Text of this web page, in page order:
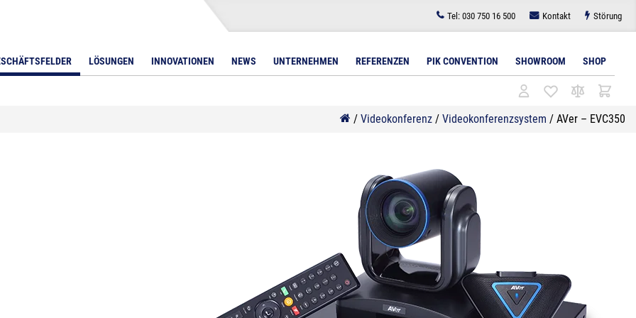
Tel: 030 750 16 500 Kontakt Störung
LÖSUNGEN INNOVATIONEN NEWS UNTERNEHMEN REFERENZEN PIK CONVENTION SHOWROOM SHOP
Displays 76 – 85 Zoll
Displays über 85 Zoll
Wandlösungen für Displays
Zubehör
/ Videokonferenz / Videokonferenzsystem / AVer – EVC350